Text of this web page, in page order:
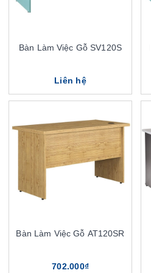
Bàn Làm Việc Gỗ SV120S
Liên hệ
Bàn Làm Việc Gỗ AT120SR
702.000₫